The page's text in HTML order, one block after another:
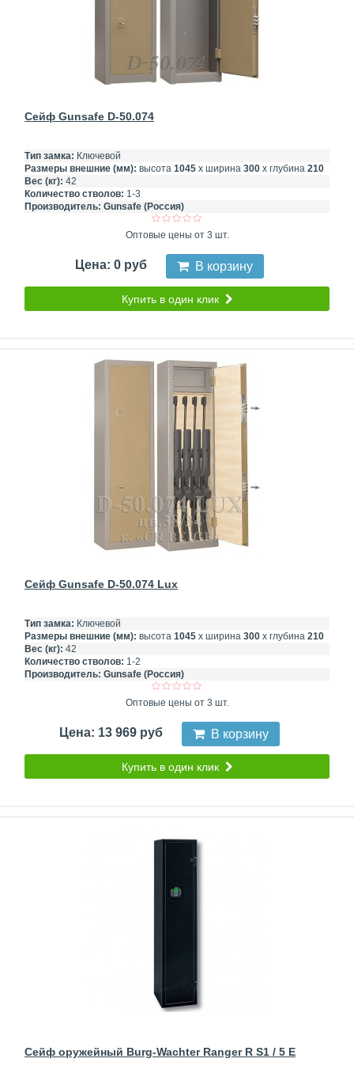
Сейф Gunsafe D-50.074
Тип замка: Ключевой
Размеры внешние (мм): высота 1045 х ширина 300 х глубина 210
Вес (кг): 42
Количество стволов: 1-3
Производитель: Gunsafe (Россия)
Оптовые цены от 3 шт.
Цена: 0 руб В корзину
Купить в один клик
Сейф Gunsafe D-50.074 Lux
Тип замка: Ключевой
Размеры внешние (мм): высота 1045 х ширина 300 х глубина 210
Вес (кг): 42
Количество стволов: 1-2
Производитель: Gunsafe (Россия)
Оптовые цены от 3 шт.
Цена: 13 969 руб В корзину
Купить в один клик
Сейф оружейный Burg-Wachter Ranger R S1 / 5 E